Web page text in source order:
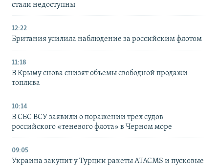
стали недоступны
12:22
Британия усилила наблюдение за российским флотом
11:18
В Крыму снова снизят объемы свободной продажи
топлива
10:14
В СБС ВСУ заявили о поражении трех судов
российского «теневого флота» в Черном море
09:05
Украина закупит у Турции ракеты ATACMS и пусковые